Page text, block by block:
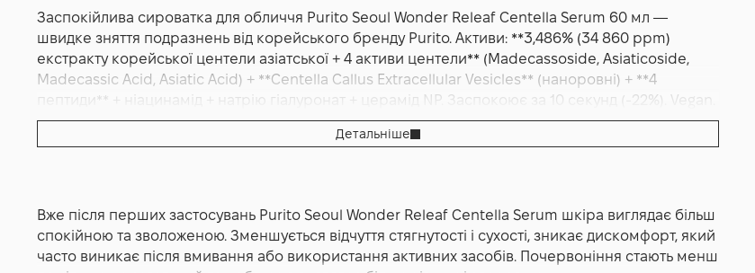
Заспокійлива сироватка для обличчя Purito Seoul Wonder Releaf Centella Serum 60 мл —
швидке зняття подразнень від корейського бренду Purito. Активи: **3,486% (34 860 ppm)
екстракту корейської центели азіатської + 4 активи центели** (Madecassoside, Asiaticoside,
Madecassic Acid, Asiatic Acid) + **Centella Callus Extracellular Vesicles** (наноровні) + **4
пептиди** + ніацинамід + натрію гіалуронат + церамід NP. Заспокоює за 10 секунд (-22%). Vegan.
Корейський бренд Purito.
розроблений для шкіри, яка часто реагує на стрес, зміну погоди, активні косметичні
інгредієнти або агресивний вплив навколишнього середовища. Формула спрямована на
швидке зняття дискомфорту, відновлення захисного бар’єра та підтримку здорового балансу
Детальніше
Вже після перших застосувань Purito Seoul Wonder Releaf Centella Serum шкіра виглядає більш
спокійною та зволоженою. Зменшується відчуття стягнутості і сухості, зникає дискомфорт, який
часто виникає після вмивання або використання активних засобів. Почервоніння стають менш